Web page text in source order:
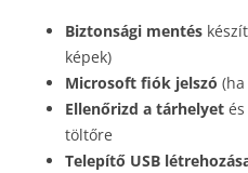
Biztonsági mentés
képek)
Microsoft fiók jelszó
Ellenőrizd a tárhelyet
töltőre
Telepítő USB